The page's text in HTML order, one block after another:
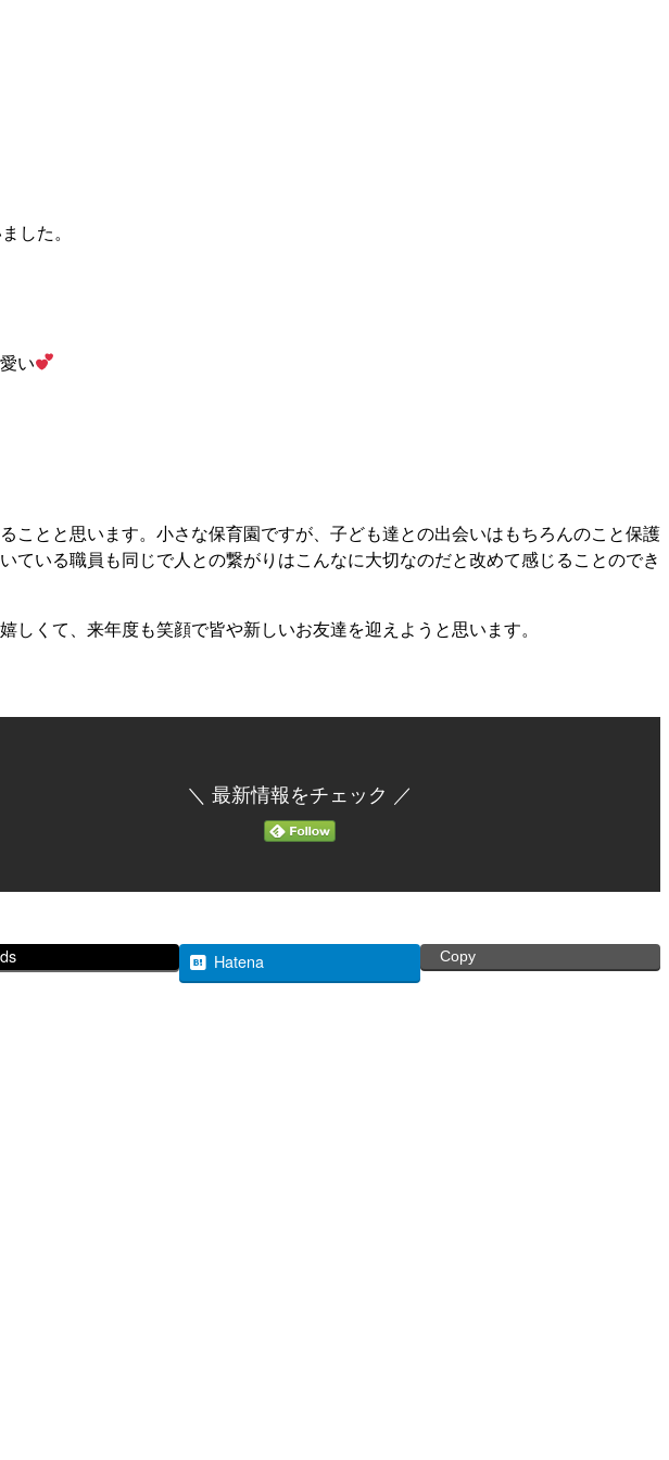
した。
い
とと思います。小さな保育園ですが、子ども達との出会いはもちろんのこと保護
いる職員も同じで人との繋がりはこんなに大切なのだと改めて感じることのでき
くて、来年度も笑顔で皆や新しいお友達を迎えようと思います。
＼ 最新情報をチェック ／
Hatena Copy